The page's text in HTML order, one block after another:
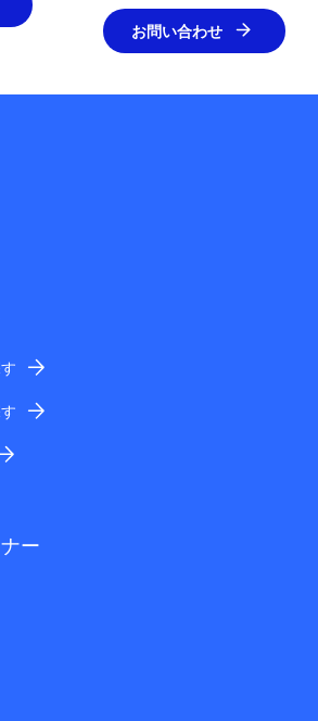
お問い合わせ
ー